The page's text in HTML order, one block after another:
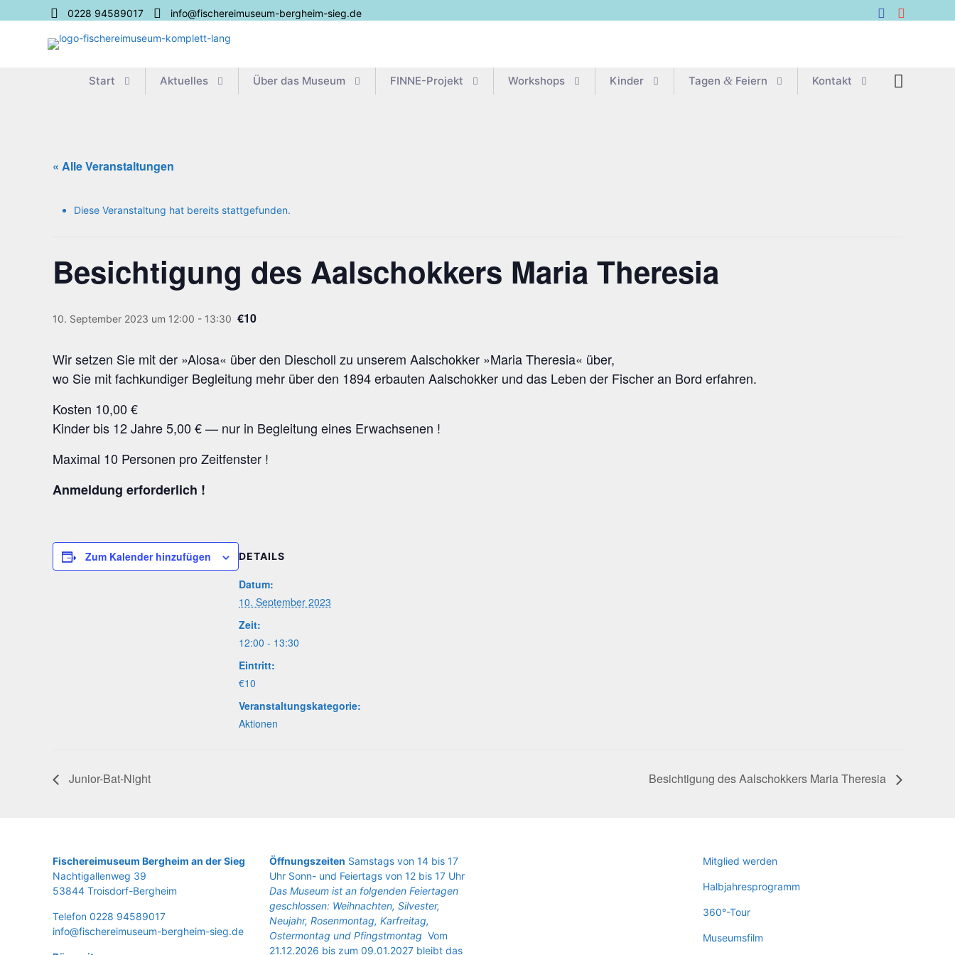
0228 94589017 info@fischereimuseum-bergheim-sieg.de
Start Aktu­el­les Über das Museum FIN­­NE-Pro­­jekt Work­shops Kin­der Tagen & Feiern Kon­takt
« Alle Veranstaltungen
Diese Veranstaltung hat bereits stattgefunden.
Besich­ti­gung des Aal­schok­kers Maria Theresia
10. September 2023 um 12:00 - 13:30 €10
Wir set­zen Sie mit der »Alosa« über den Die­scholl zu unse­rem Aal­schok­ker »Maria The­re­sia« über,
wo Sie mit fach­kun­di­ger Beglei­tung mehr über den 1894 erbau­ten Aal­schok­ker und das Leben der Fischer an Bord erfahren.
Kos­ten 10,00 €
Kin­der bis 12 Jah­re 5,00 € — nur in Beglei­tung eines Erwachsenen !
Maxi­mal 10 Per­so­nen pro Zeitfenster !
Anmel­dung erforderlich !
Zum Kalender hinzufügen DETAILS
Datum:
10. September 2023
Zeit:
12:00 - 13:30
Eintritt:
€10
Veranstaltungskategorie:
Aktionen
Juni­or-Bat-Night Besich­ti­gung des Aal­schok­kers Maria Theresia
Fische­rei­mu­se­um Berg­heim an der Sieg
Nach­ti­gal­len­weg 39
53844 Troisdorf-Bergheim
Tele­fon 0228 94589017
info@fischereimuseum-bergheim-sieg.de
Öffnungszeiten Samstags von 14 bis 17
Uhr Sonn- und Feiertags von 12 bis 17 Uhr
Das Museum ist an folgenden Feiertagen
geschlossen: Weihnachten, Silvester,
Neujahr, Rosenmontag, Karfreitag,
Ostermontag und Pfingstmontag Vom
21.12.2026 bis zum 09.01.2027 bleibt das
Mit­glied werden
Halb­jah­res­pro­gramm
360°-Tour
Muse­ums­film